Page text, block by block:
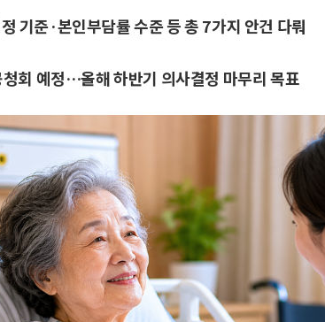
기준·본인부담률 수준 등 총 7가지 안건 다뤄
회 예정…올해 하반기 의사결정 마무리 목표